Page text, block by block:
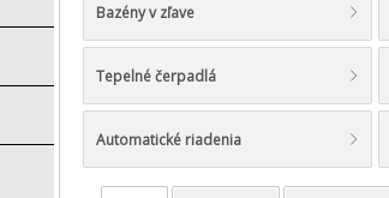
Bazény v zľave
Tepelné čerpadlá
Automatické riadenia